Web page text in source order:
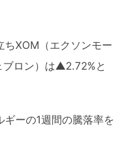
ちXOM（エクソンモー
ロン）は▲2.72%と
ーの1週間の騰落率を